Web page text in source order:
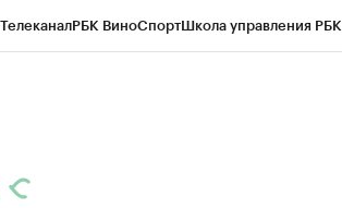
ТелеканалРБК ВиноСпортШкола управления РБК